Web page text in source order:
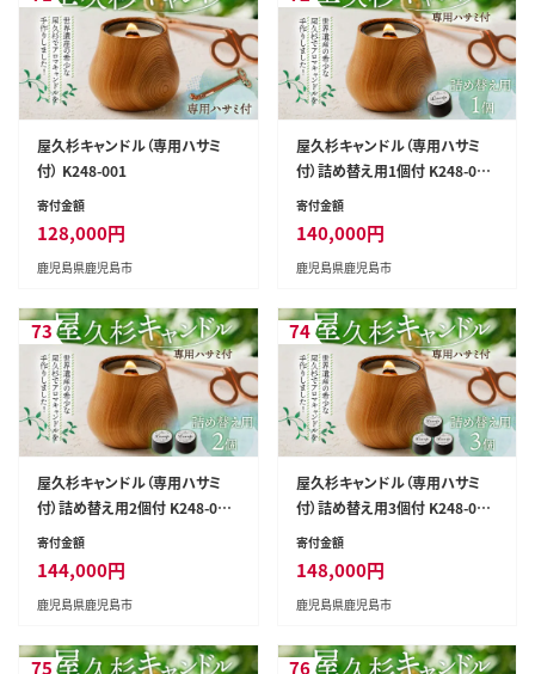
屋久杉キャンドル（専用ハサミ
付） K248-001
寄付金額
128,000円
鹿児島県鹿児島市
屋久杉キャンドル（専用ハサミ
付）詰め替え用1個付 K248-002
_01
寄付金額
140,000円
鹿児島県鹿児島市
73
屋久杉キャンドル（専用ハサミ
付）詰め替え用2個付 K248-002
_02
寄付金額
144,000円
鹿児島県鹿児島市
74
屋久杉キャンドル（専用ハサミ
付）詰め替え用3個付 K248-002
_03
寄付金額
148,000円
鹿児島県鹿児島市
75 76